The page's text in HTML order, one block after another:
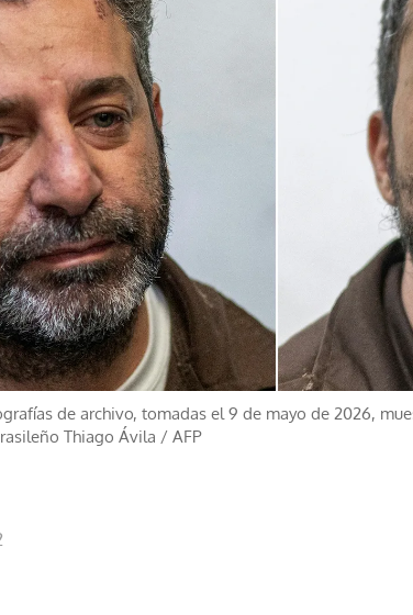
de archivo, tomadas el 9 de mayo de 2026,
Thiago Ávila / AFP